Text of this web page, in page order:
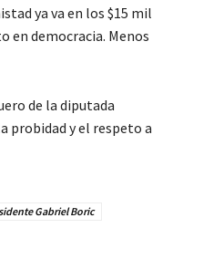
ya va en los $15 mil
en democracia. Menos
de la diputada
probidad y el respeto a
Gabriel Boric